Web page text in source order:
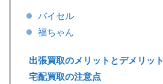
バイセル
福ちゃん
出張買取のメリットとデメリット
宅配買取の注意点